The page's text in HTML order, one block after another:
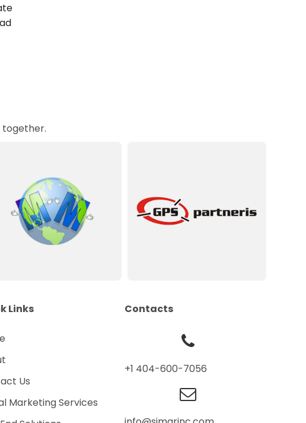
together.
Links
Us
Marketing Services
Contacts
+1 404-600-7056